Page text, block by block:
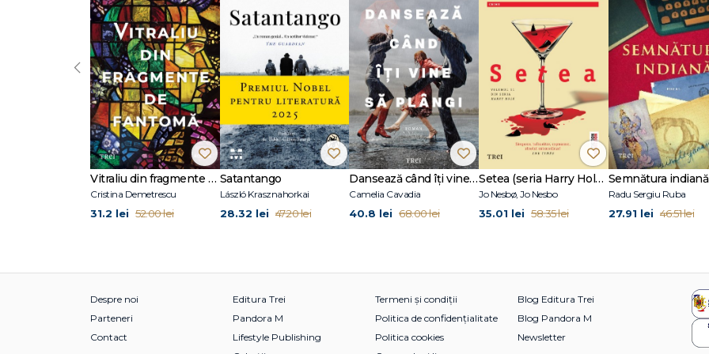
răspunde mamei dacă te-ar întreba, ca pe vremuri, când îi scriai pe rupte lui Moș Crăciun, și de Crăciun, și de Paști, ce faci, băiete,
să scrii epistole către un tată inexistent? Te crezi Kafka, te pomenești?“ - OVIDIU LORENZ
Ovidiu Lorenz (n. 1986) este scriitor și traducător. Absolvent de profil matematică–informatică la Târgu Mureș, doctor în literatură
la Cluj (2014). În perioada 2017–2023, concomitent cu realizarea unei trilogii poetice sub alt nume, a participat la numeroase cursuri/
de scriere creativă în proză. A publicat în Apostrof, Dilema veche (rubrica „Onirodrom“), Familia, Ficțiunea OPTm, Revista de
Medicală, pe platformele Cod de poveste, Laconic, LiterNautica, Literomania și Matca literară. Inclus în antologia Box Office. Proza
2025). Semnează „Confesiunile unui meloman“ în Observator cultural. Debutează ca prozator cu volumul de față.
Vitraliu din fragmente de fantomă
Cristina Demetrescu
31.2 lei 52.00 lei
Satantango
László Krasznahorkai
28.32 lei 47.20 lei
Dansează când îți vine să plângi
Camelia Cavadia
40.8 lei 68.00 lei
Setea (seria Harry Hole, vol. 11)
Jo Nesbø, Jo Nesbo
35.01 lei 58.35 lei
Semnătura indiană
Radu Sergiu Ruba
27.91 lei 46.51 lei
‹
Despre noi
Parteneri
Contact
Editura Trei
Pandora M
Lifestyle Publishing
Termeni și condiții
Politica de confidențialitate
Politica cookies
Blog Editura Trei
Blog Pandora M
Newsletter